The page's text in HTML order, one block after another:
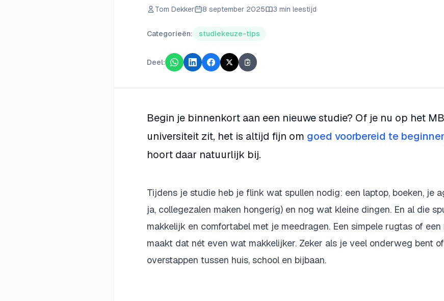
Tom Dekker 8 september 2025 3 min leestijd
Categorieën: studiekeuze-tips
Deel:
Begin je binnenkort aan een nieuwe studie? Of je nu op het
universiteit zit, het is altijd fijn om goed voorbereid te
hoort daar natuurlijk bij.
Tijdens je studie heb je flink wat spullen nodig: een laptop, boeken, je
ja, collegezalen maken hongerig) en nog wat kleine dingen. En al die
makkelijk en comfortabel met je meedragen. Een simpele rugtas of een
maakt dat nét even wat makkelijker. Zeker als je veel onderweg bent
overstappen tussen huis, school en bijbaan.